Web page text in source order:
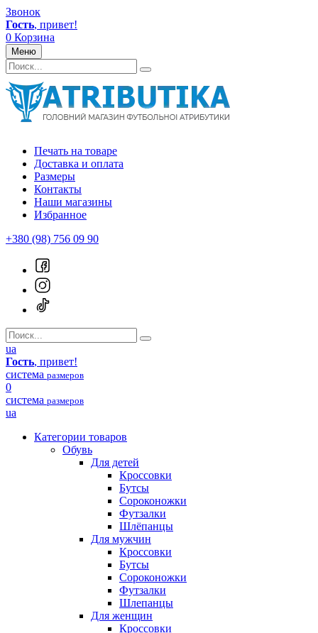
Звонок
Гость, привет!
0 Корзина
Меню
Печать на товаре
Доставка и оплата
Размеры
Контакты
Наши магазины
Избранное
+380 (98) 756 09 90
ua
Гость, привет!
система размеров
0
система размеров
ua
Категории товаров
Обувь
Для детей
Кроссовки
Бутсы
Сороконожки
Футзалки
Шлёпанцы
Для мужчин
Кроссовки
Бутсы
Сороконожки
Футзалки
Шлепанцы
Для женщин
Кроссовки